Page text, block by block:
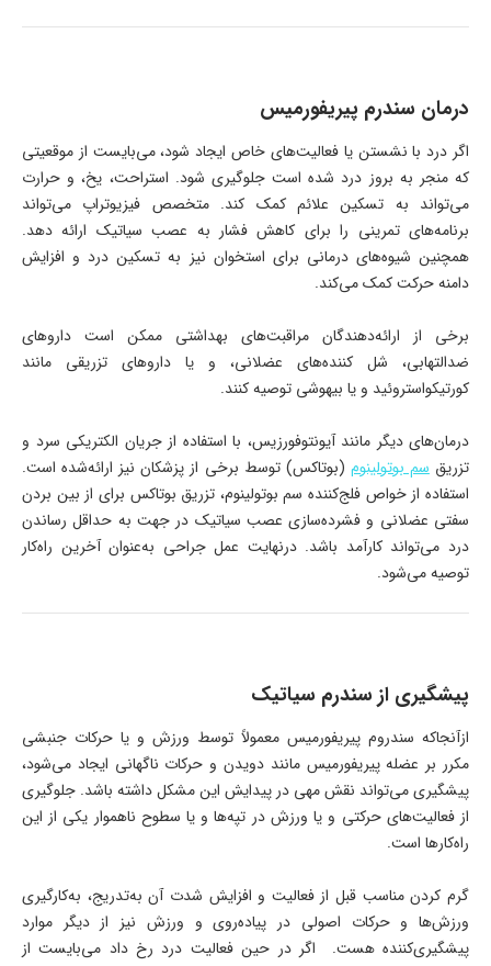
درمان سندرم پیریفورمیس
اگر درد با نشستن یا فعالیت‌های خاص ایجاد شود، می‌بایست از موقعیتی
که منجر به بروز درد شده است جلوگیری شود. استراحت، یخ، و حرارت
می‌تواند به تسکین علائم کمک کند. متخصص فیزیوتراپ می‌تواند
برنامه‌های تمرینی را برای کاهش فشار به عصب سیاتیک ارائه دهد.
همچنین شیوه‌های درمانی برای استخوان نیز به تسکین درد و افزایش
دامنه حرکت کمک می‌کند.
برخی از ارائه‌دهندگان مراقبت‌های بهداشتی ممکن است داروهای
ضدالتهابی، شل کننده‌های عضلانی، و یا داروهای تزریقی مانند
کورتیکواستروئید و یا بیهوشی توصیه کنند.
درمان‌های دیگر مانند آیونتوفورزیس، با استفاده از جریان الکتریکی سرد و
تزریقسم بوتولینوم (بوتاکس) توسط برخی از پزشکان نیز ارائه‌شده است.
استفاده از خواص فلج‌کننده سم بوتولینوم، تزریق بوتاکس برای از بین بردن
سفتی عضلانی و فشرده‌سازی عصب سیاتیک در جهت به حداقل رساندن
درد می‌تواند کارآمد باشد. درنهایت عمل جراحی به‌عنوان آخرین راه‌کار
توصیه می‌شود.
پیشگیری از سندرم سیاتیک
ازآنجاکه سندروم پیریفورمیس معمولاً توسط ورزش و یا حرکات جنبشی
مکرر بر عضله پیریفورمیس مانند دویدن و حرکات ناگهانی ایجاد می‌شود،
پیشگیری می‌تواند نقش مهی در پیدایش این مشکل داشته باشد. جلوگیری
از فعالیت‌های حرکتی و یا ورزش در تپه‌ها و یا سطوح ناهموار یکی از این
راه‌کارها است.
گرم کردن مناسب قبل از فعالیت و افزایش شدت آن به‌تدریج، به‌کارگیری
ورزش‌ها و حرکات اصولی در پیاده‌روی و ورزش نیز از دیگر موارد
پیشگیری‌کننده هست. اگر در حین فعالیت درد رخ داد می‌بایست از